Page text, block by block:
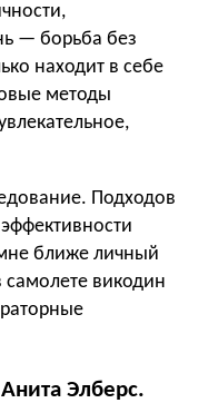
— борьба без
находит в себе
методы
Подходов
ближе личный
викодин
Элберс.